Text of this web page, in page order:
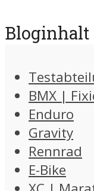
Bloginhalt
BMX |
Enduro
Gravity
Rennrad
E-Bike